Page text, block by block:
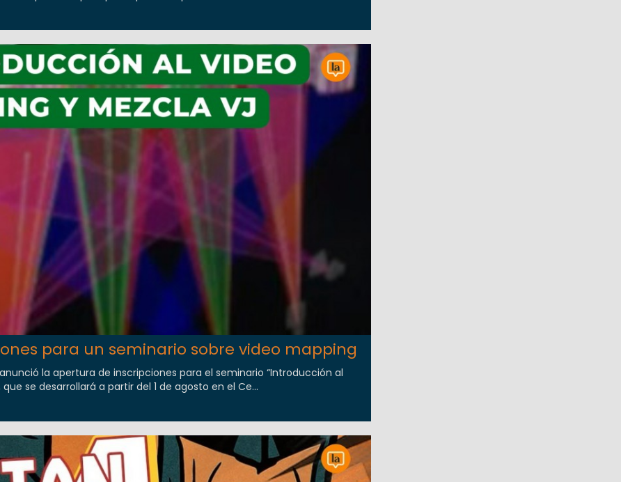
para un seminario sobre video mapping
la apertura de inscripciones para el seminario “Introducción al
se desarrollará a partir del 1 de agosto en el Ce...